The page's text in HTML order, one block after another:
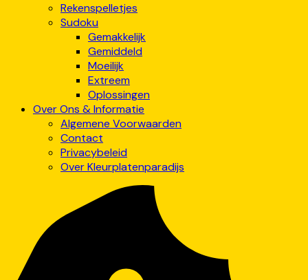
Rekenspelletjes
Sudoku
Gemakkelijk
Gemiddeld
Moeilijk
Extreem
Oplossingen
Over Ons & Informatie
Algemene Voorwaarden
Contact
Privacybeleid
Over Kleurplatenparadijs